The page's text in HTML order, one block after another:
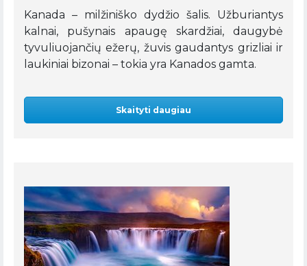
Kanada – milžiniško dydžio šalis. Užburiantys
kalnai, pušynais apaugę skardžiai, daugybė
tyvuliuojančių ežerų, žuvis gaudantys grizliai ir
laukiniai bizonai – tokia yra Kanados gamta.
Skaityti daugiau